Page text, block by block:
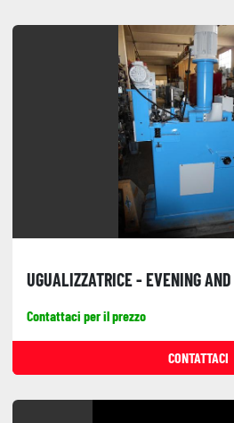
Ordina per
UGUALIZZATRICE - EVENING
Contattaci per il prezzo
CONTATTACI